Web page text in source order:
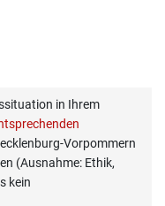
in Ihrem
Vorpommern
(Ausnahme: Ethik,
kein